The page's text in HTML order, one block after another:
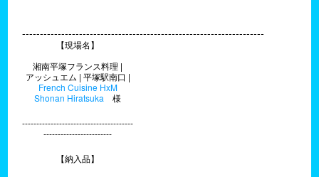
--------------------------------------------------------------------
【現場名】
湘南平塚フランス料理 |
アッシュエム | 平塚駅南口 |
French Cuisine HxM
Shonan Hiratsuka 様
---------------------------------------
------------------------
【納入品】